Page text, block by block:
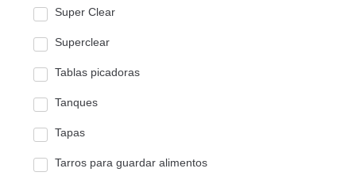
Super Clear
Superclear
Tablas picadoras
Tanques
Tapas
Tarros para guardar alimentos